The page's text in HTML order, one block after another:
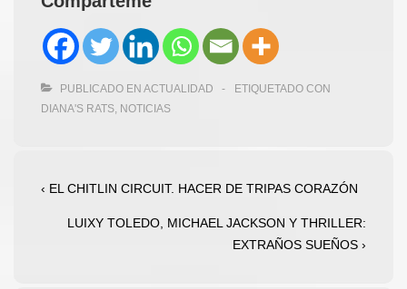
PUBLICADO EN ACTUALIDAD
ETIQUETADO CON
DIANA'S RATS NOTICIAS
Navegación
La
anterior
‹ EL CHITLIN CIRCUIT. HACER DE TRIPAS CORAZÓN
La
LUIXY TOLEDO, MICHAEL JACKSON Y THRILLER:
EXTRAÑOS SUEÑOS ›